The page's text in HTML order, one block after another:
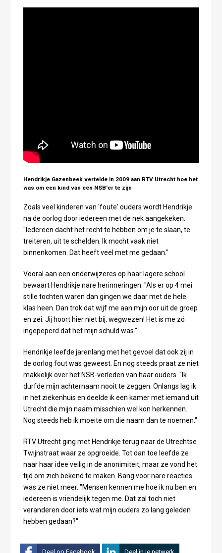
Hendrikje Gazenbeek vertelde in 2009 aan RTV Utrecht hoe het
was om een kind van een NSB'er te zijn
Zoals veel kinderen van 'foute' ouders wordt Hendrikje
na de oorlog door iedereen met de nek aangekeken.
"Iedereen dacht het recht te hebben om je te slaan, te
treiteren, uit te schelden. Ik mocht vaak niet
binnenkomen. Dat heeft veel met me gedaan."
Vooral aan een onderwijzeres op haar lagere school
bewaart Hendrikje nare herinneringen. "Als er op 4 mei
stille tochten waren dan gingen we daar met de hele
klas heen. Dan trok dat wijf me aan mijn oor uit de groep
en zei: Jij hoort hier niet bij, wegwezen! Het is me zó
ingepeperd dat het mijn schuld was."
Hendrikje leefde jarenlang met het gevoel dat ook zij in
de oorlog fout was geweest. En nog steeds praat ze niet
makkelijk over het NSB-verleden van haar ouders. "Ik
durfde mijn achternaam nooit te zeggen. Onlangs lag ik
in het ziekenhuis en deelde ik een kamer met iemand uit
Utrecht die mijn naam misschien wel kon herkennen.
Nog steeds heb ik moeite om die naam dan te noemen."
RTV Utrecht ging met Hendrikje terug naar de Utrechtse
Twijnstraat waar ze opgroeide. Tot dan toe leefde ze
naar haar idee veilig in de anonimiteit, maar ze vond het
tijd om zich bekend te maken. Bang voor nare reacties
was ze niet meer. "Mensen kennen me hoe ik nu ben en
iedereen is vriendelijk tegen me. Dat zal toch niet
veranderen door iets wat mijn ouders zo lang geleden
hebben gedaan?"